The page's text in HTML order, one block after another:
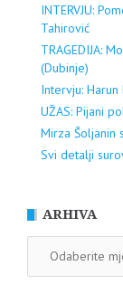
INTERVJU:
Tahirović
TRAGEDIJA:
(Dubinje)
Intervju:
UŽAS: Pijani
Mirza Šoljanin
Svi detalji
ARHIVA